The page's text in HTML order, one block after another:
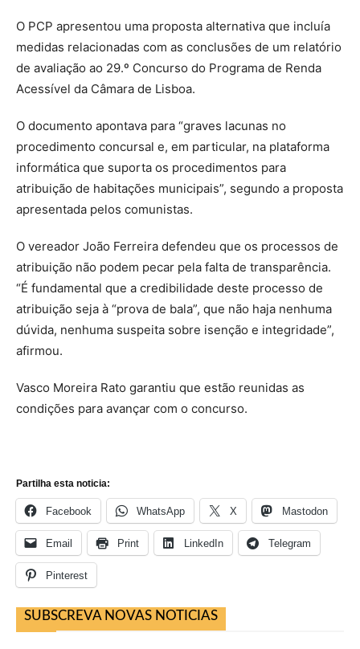
O PCP apresentou uma proposta alternativa que incluía
medidas relacionadas com as conclusões de um relatório
de avaliação ao 29.º Concurso do Programa de Renda
Acessível da Câmara de Lisboa.
O documento apontava para “graves lacunas no
procedimento concursal e, em particular, na plataforma
informática que suporta os procedimentos para
atribuição de habitações municipais”, segundo a proposta
apresentada pelos comunistas.
O vereador João Ferreira defendeu que os processos de
atribuição não podem pecar pela falta de transparência.
“É fundamental que a credibilidade deste processo de
atribuição seja à “prova de bala”, que não haja nenhuma
dúvida, nenhuma suspeita sobre isenção e integridade”,
afirmou.
Vasco Moreira Rato garantiu que estão reunidas as
condições para avançar com o concurso.
Partilha esta noticia:
Facebook WhatsApp X Mastodon
Email Print LinkedIn Telegram
Pinterest
SUBSCREVA NOVAS NOTICIAS